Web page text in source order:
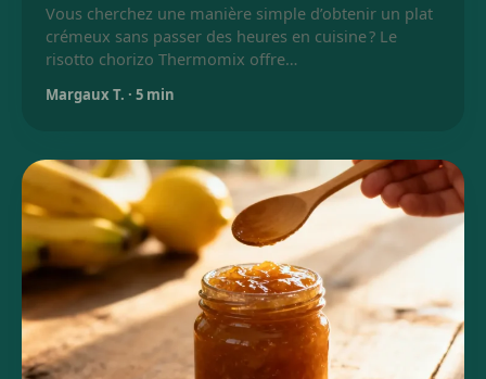
Vous cherchez une manière simple d’obtenir un plat
crémeux sans passer des heures en cuisine ? Le
risotto chorizo Thermomix offre…
Margaux T. · 5 min